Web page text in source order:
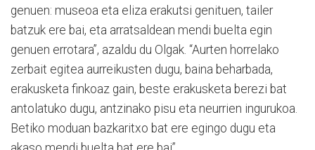
genuen: museoa eta eliza erakutsi genituen, tailer
batzuk ere bai, eta arratsaldean mendi buelta egin
genuen errotara”, azaldu du Olgak. “Aurten horrelako
zerbait egitea aurreikusten dugu, baina beharbada,
erakusketa finkoaz gain, beste erakusketa berezi bat
antolatuko dugu, antzinako pisu eta neurrien ingurukoa.
Betiko moduan bazkaritxo bat ere egingo dugu eta